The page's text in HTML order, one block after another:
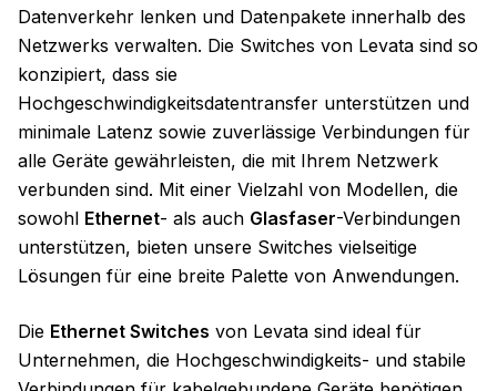
Datenverkehr lenken und Datenpakete innerhalb des
Netzwerks verwalten. Die Switches von Levata sind so
konzipiert, dass sie
Hochgeschwindigkeitsdatentransfer unterstützen und
minimale Latenz sowie zuverlässige Verbindungen für
alle Geräte gewährleisten, die mit Ihrem Netzwerk
verbunden sind. Mit einer Vielzahl von Modellen, die
sowohl Ethernet- als auch Glasfaser-Verbindungen
unterstützen, bieten unsere Switches vielseitige
Lösungen für eine breite Palette von Anwendungen.
Die Ethernet Switches von Levata sind ideal für
Unternehmen, die Hochgeschwindigkeits- und stabile